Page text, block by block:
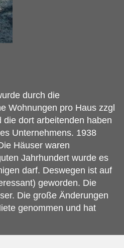
durch die
Wohnungen pro Haus zzgl
dort arbeitenden haben
Unternehmens. 1938
Häuser waren
Jahrhundert wurde es
darf. Deswegen ist auf
geworden. Die
Die große Änderungen
genommen und hat